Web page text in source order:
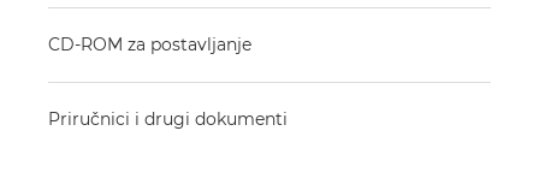
CD-ROM za postavljanje
Priručnici i drugi dokumenti